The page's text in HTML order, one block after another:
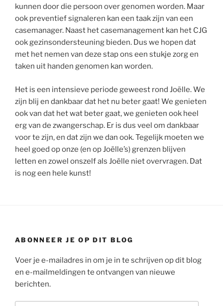
kunnen door die persoon over genomen worden. Maar
ook preventief signaleren kan een taak zijn van een
casemanager. Naast het casemanagement kan het CJG
ook gezinsondersteuning bieden. Dus we hopen dat
met het nemen van deze stap ons een stukje zorg en
taken uit handen genomen kan worden.
Het is een intensieve periode geweest rond Joëlle. We
zijn blij en dankbaar dat het nu beter gaat! We genieten
ook van dat het wat beter gaat, we genieten ook heel
erg van de zwangerschap. Er is dus veel om dankbaar
voor te zijn, en dat zijn we dan ook. Tegelijk moeten we
heel goed op onze (en op Joëlle’s) grenzen blijven
letten en zowel onszelf als Joëlle niet overvragen. Dat
is nog een hele kunst!
ABONNEER JE OP DIT BLOG
Voer je e-mailadres in om je in te schrijven op dit blog
en e-mailmeldingen te ontvangen van nieuwe
berichten.